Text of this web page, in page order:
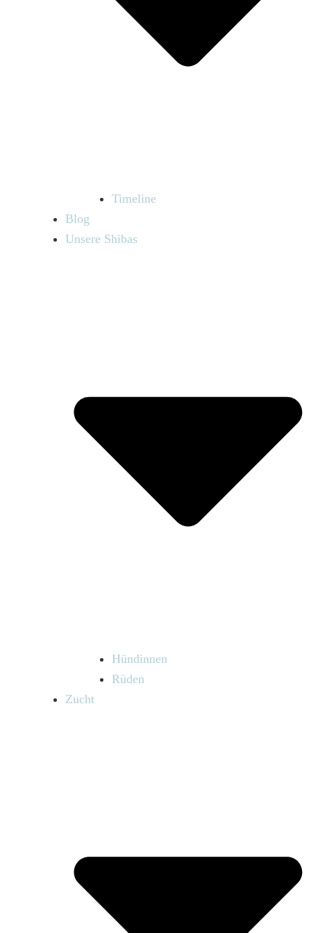
Timeline
Blog
Unsere Shibas
Hündinnen
Rüden
Zucht